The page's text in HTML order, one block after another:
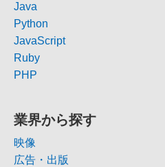
Java
Python
JavaScript
Ruby
PHP
業界から探す
映像
広告・出版